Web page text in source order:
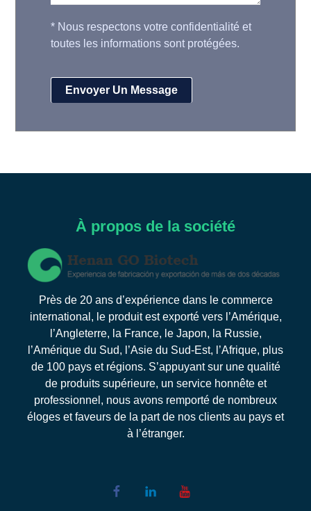
* Nous respectons votre confidentialité et
toutes les informations sont protégées.
À propos de la société
Près de 20 ans d’expérience dans le commerce
international, le produit est exporté vers l’Amérique,
l’Angleterre, la France, le Japon, la Russie,
l’Amérique du Sud, l’Asie du Sud-Est, l’Afrique, plus
de 100 pays et régions. S’appuyant sur une qualité
de produits supérieure, un service honnête et
professionnel, nous avons remporté de nombreux
éloges et faveurs de la part de nos clients au pays et
à l’étranger.